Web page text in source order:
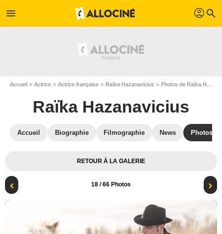
menu profil search
Accueil Actrice Actrice française Raïka Hazanavicius Photos de Raïka Hazanavicius
Raïka Hazanavicius
Accueil Biographie Filmographie News Photos
RETOUR À LA GALERIE
18 / 66 Photos